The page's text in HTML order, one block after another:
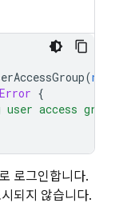
(nil
{
access group:
로그인합니다.
되지 않습니다.